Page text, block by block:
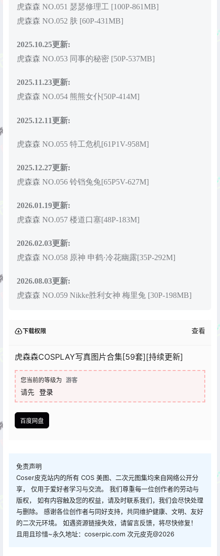
虎森森 NO.051 瑟瑟修理工 [100P-861MB]
虎森森 NO.052 肤 [60P-431MB]
2025.10.25更新:
虎森森 NO.053 同事的秘密 [50P-537MB]
2025.11.23更新:
虎森森 NO.054 熊熊女仆[50P-414M]
2025.12.11更新:
虎森森 NO.055 特工危机[61P1V-958M]
2025.12.27更新:
虎森森 NO.056 铃铛兔兔[65P5V-627M]
2026.01.19更新:
虎森森 NO.057 楼道口塞[48P-183M]
2026.02.03更新:
虎森森 NO.058 原神 申鹤·冷花幽露[35P-292M]
2026.08.03更新:
虎森森 NO.059 Nikke胜利女神 梅里兔 [30P-198MB]
下载权限 查看
虎森森COSPLAY写真图片合集[59套][持续更新]
您当前的等级为 游客
请先 登录
百度网盘
免责声明
Coser皮克站内的所有 COS 美图、二次元图集均来自网络公开分
享， 仅用于爱好者学习与交流。 我们尊重每一位创作者的劳动与
版权， 如有内容触及您的权益，请及时联系我们，我们会尽快处理
与删除。 感谢各位创作者与同好支持，共同维护健康、文明、友好
的二次元环境。 如遇资源链接失效，请留言反馈，将尽快修复！
且用且珍惜~永久地址：coserpic.com 次元皮克@2026